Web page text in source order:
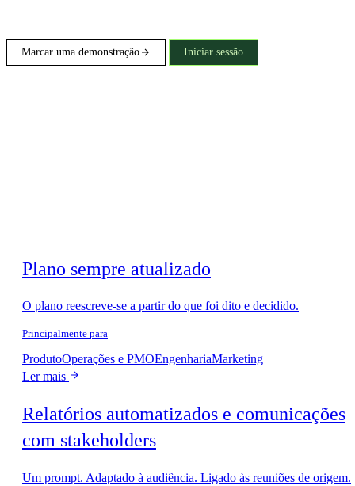
Marcar uma demonstração Iniciar sessão
Plano sempre atualizado
O plano reescreve-se a partir do que foi dito e decidido.
Principalmente para
ProdutoOperações e PMOEngenhariaMarketing
Ler mais
Relatórios automatizados e comunicações
com stakeholders
Um prompt. Adaptado à audiência. Ligado às reuniões de origem.